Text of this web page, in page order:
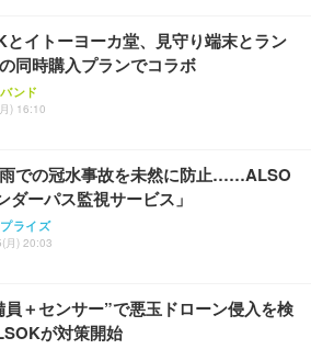
チェア 通気性メッシュ ゲーミング/勉強/事
ゃれ パソコンチェア (ホワイト)
オフィスチェア デスクチェア 肘なし メ
気性 ランバーサポート付き 腰サポート ガ
昇降 360度回転 キャスター付き コンパク
24.5inch/280Hz/FHD】GRAPHT THE S
Gaming Monitor 24” Essential ゲーミン
ー QD 24.5インチ 1ms FHD 量子ドット 残
オーヤマ ペットシーツ 超厚型 お徳用 レギ
枚入【Amazon.co.jp限定】
イトーヨーカ堂、見守り端末とラン
同時購入プランでコラボ
ンド
) 16:10
での冠水事故を未然に防止……ALSO
ダーパス監視サービス」
ライズ
月) 20:03
員＋センサー”で悪玉ドローン侵入を検
が対策開始